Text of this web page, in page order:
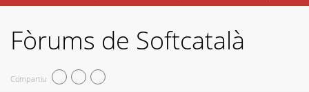
Fòrums de Softcatalà
Compartiu